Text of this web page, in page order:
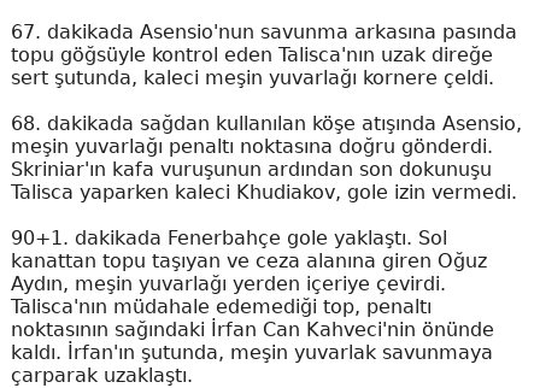
67. dakikada Asensio'nun savunma arkasına pasında
topu göğsüyle kontrol eden Talisca'nın uzak direğe
sert şutunda, kaleci meşin yuvarlağı kornere çeldi.
68. dakikada sağdan kullanılan köşe atışında Asensio,
meşin yuvarlağı penaltı noktasına doğru gönderdi.
Skriniar'ın kafa vuruşunun ardından son dokunuşu
Talisca yaparken kaleci Khudiakov, gole izin vermedi.
90+1. dakikada Fenerbahçe gole yaklaştı. Sol
kanattan topu taşıyan ve ceza alanına giren Oğuz
Aydın, meşin yuvarlağı yerden içeriye çevirdi.
Talisca'nın müdahale edemediği top, penaltı
noktasının sağındaki İrfan Can Kahveci'nin önünde
kaldı. İrfan'ın şutunda, meşin yuvarlak savunmaya
çarparak uzaklaştı.